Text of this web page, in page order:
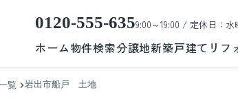
0120-555-6359:00～19:00 / 定休日：水
ホーム物件検索分譲地新築戸建て リフ
覧 岩出市船戸 土地